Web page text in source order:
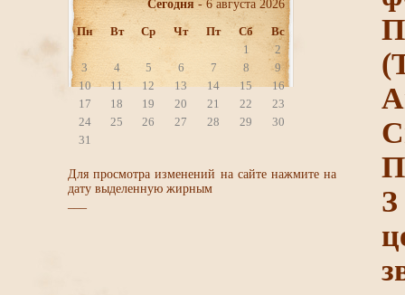
Сегодня - 6 августа 2026
Пн
Вт Ср Чт Пт Сб
Вс
1
2
3
4 5 6 7 8
9
10
11 12 13 14 15
16
17
18 19 20 21 22
23
24
25 26 27 28 29
30
31
Для просмотра изменений на сайте нажмите на
дату выделенную жирным